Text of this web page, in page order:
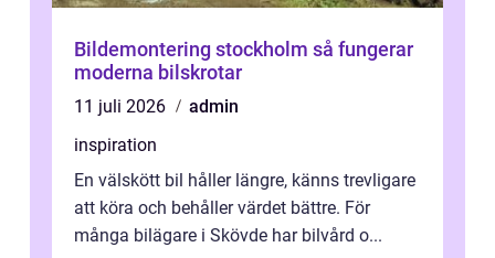
Bildemontering stockholm så fungerar
moderna bilskrotar
11 juli 2026
admin
inspiration
En välskött bil håller längre, känns trevligare
att köra och behåller värdet bättre. För
många bilägare i Skövde har bilvård o...